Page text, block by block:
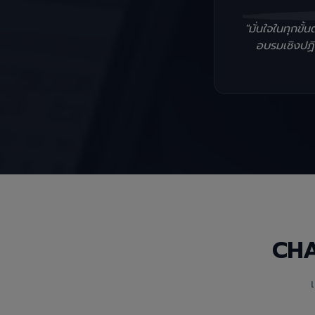
"มั่นใจในทุกขั้
อบรมเชิงป